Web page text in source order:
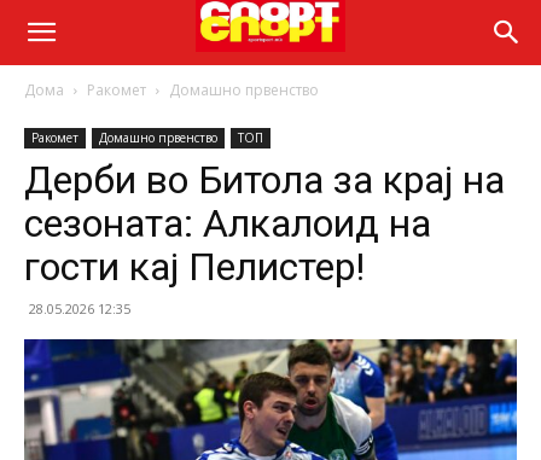
Дома Ракомет Домашно првенство
Ракомет Домашно првенство ТОП
Дерби во Битола за крај на
сезоната: Алкалоид на
гости кај Пелистер!
28.05.2026 12:35